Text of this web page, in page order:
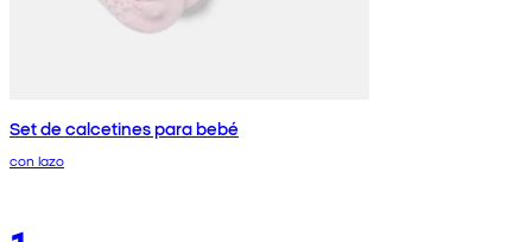
Set de calcetines para bebé
con lazo